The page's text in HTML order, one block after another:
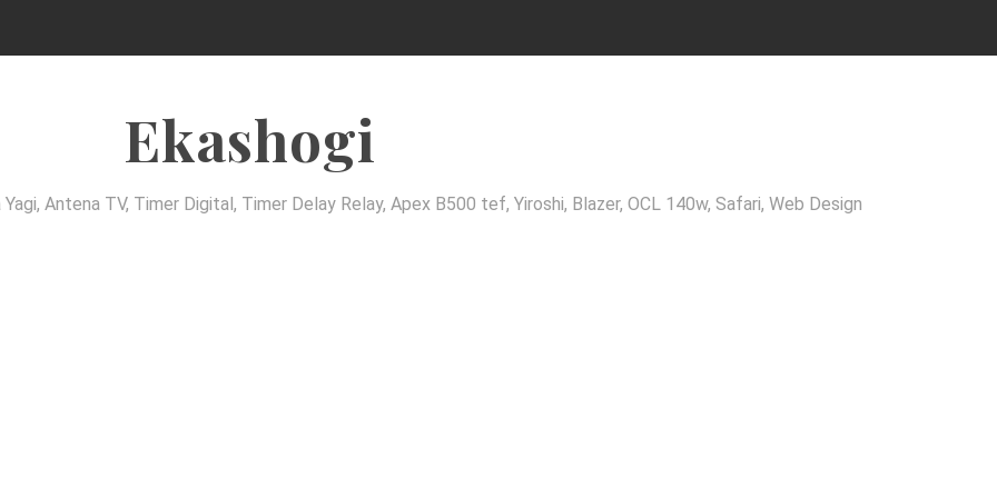
Ekashogi
Antena TV, Timer Digital, Timer Delay Relay, Apex B500 tef, Yiroshi, Blazer, OCL 140w, Safari, Web Design